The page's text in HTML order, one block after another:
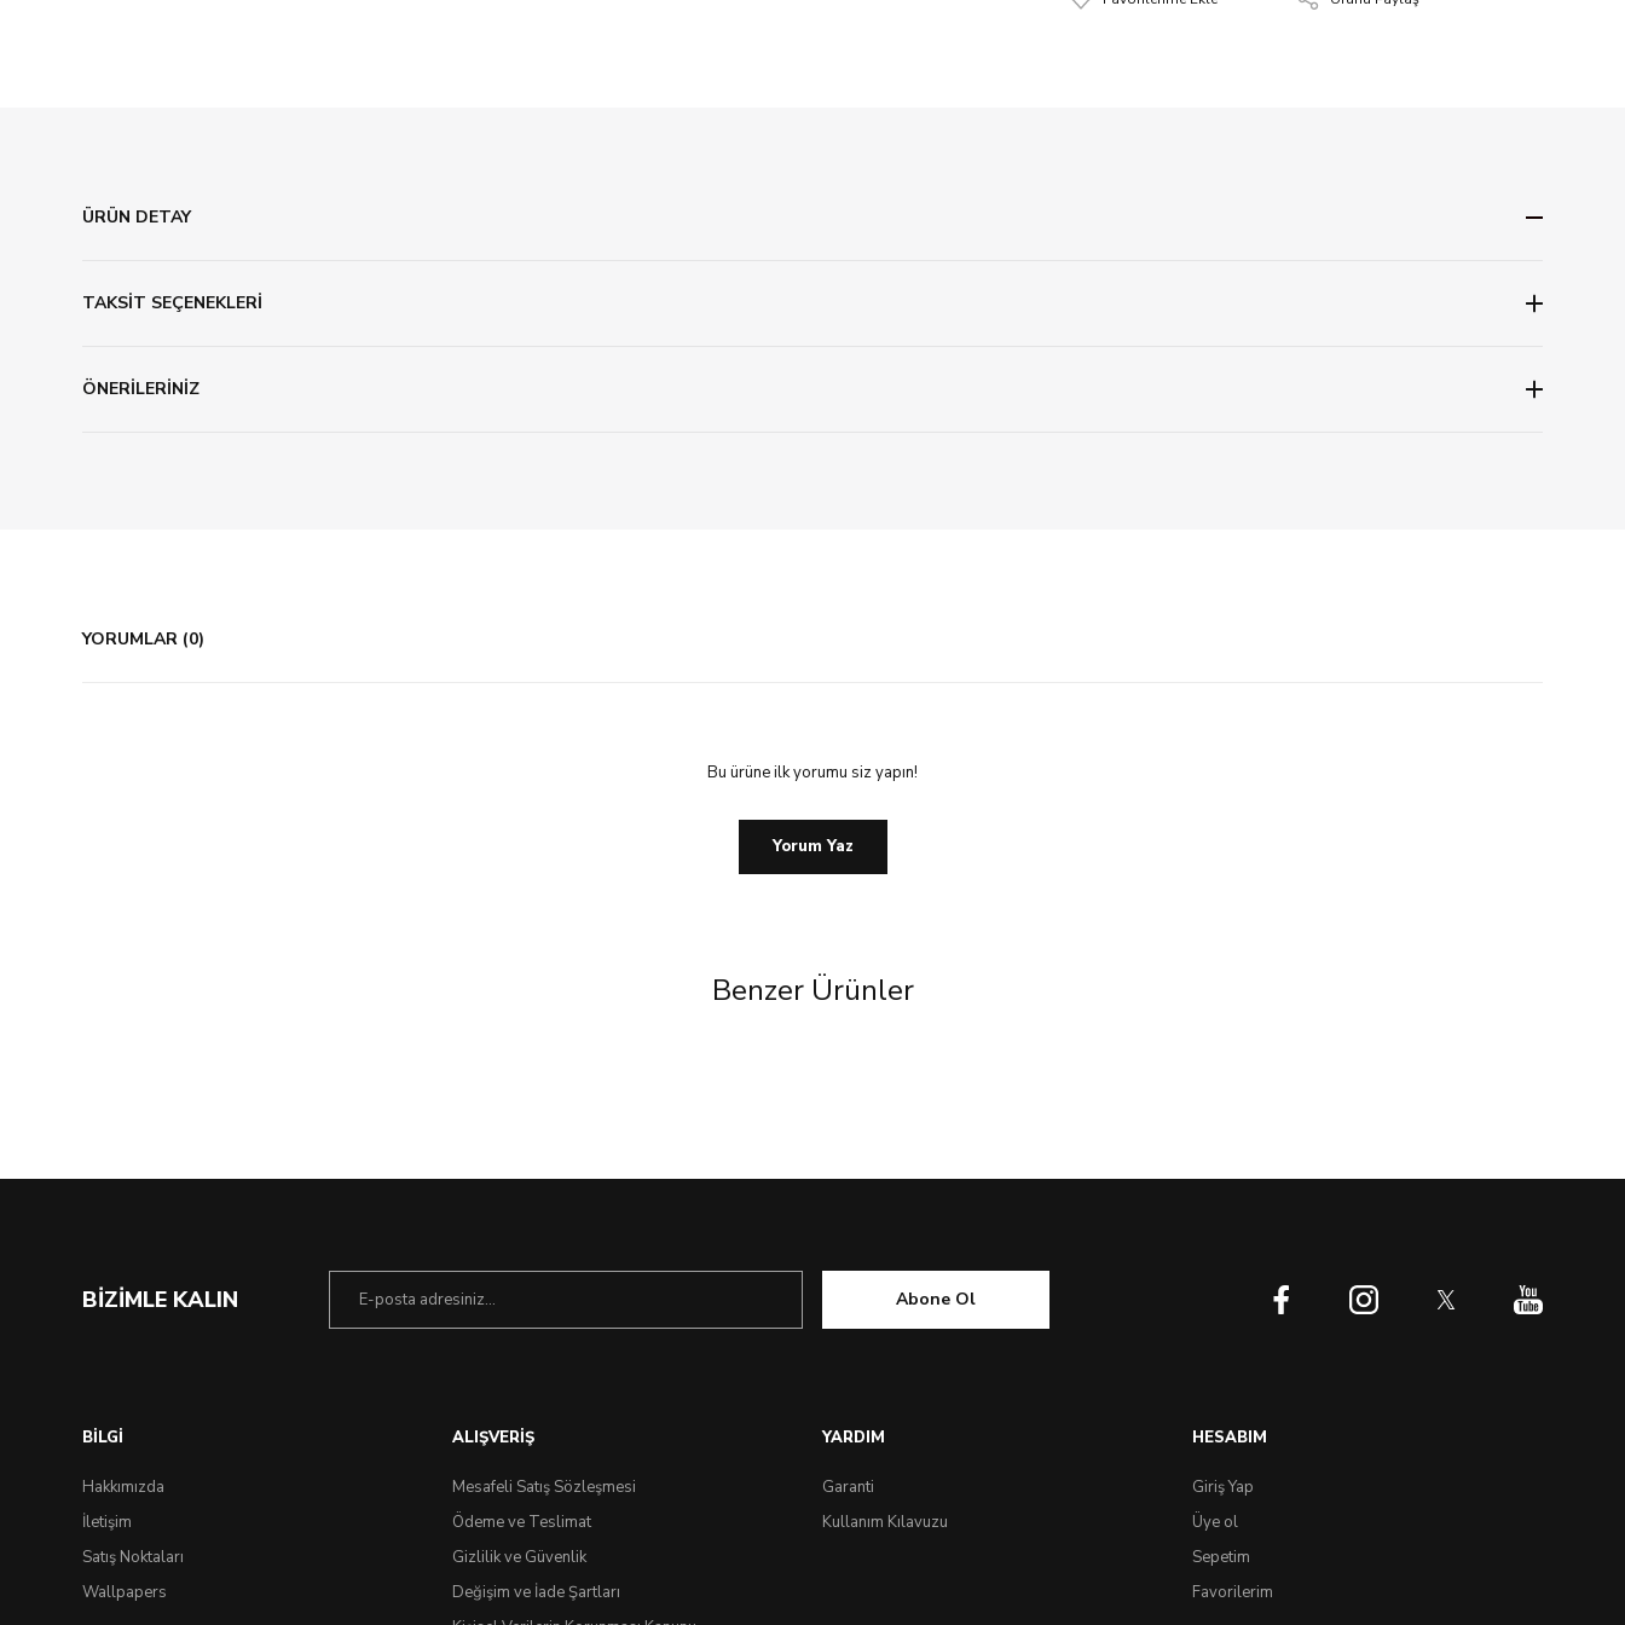
ÜRÜN DETAY
TAKSİT SEÇENEKLERİ
ÖNERİLERİNİZ
YORUMLAR (0)
Bu ürüne ilk yorumu siz yapın!
Yorum Yaz
Benzer Ürünler
BİZİMLE KALIN Abone Ol
BİLGİ
Hakkımızda
İletişim
Satış Noktaları
Wallpapers
ALIŞVERİŞ
Mesafeli Satış Sözleşmesi
Ödeme ve Teslimat
Gizlilik ve Güvenlik
Değişim ve İade Şartları
YARDIM
Garanti
Kullanım Kılavuzu
HESABIM
Giriş Yap
Üye ol
Sepetim
Favorilerim